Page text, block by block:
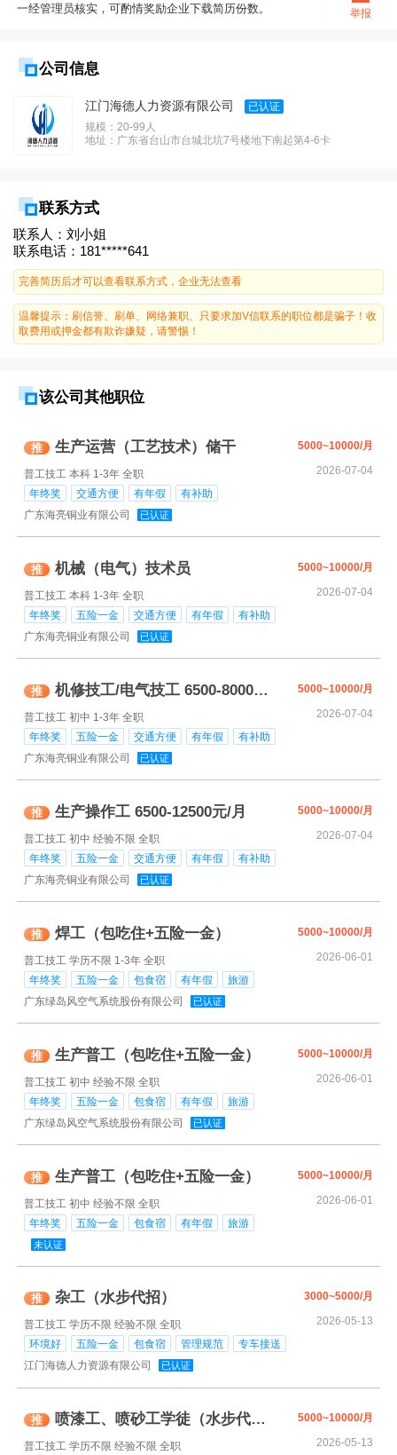
一经管理员核实，可酌情奖励企业下载简历份数。
举报
公司信息
江门海德人力资源有限公司
已认证
规模：20-99人
地址：广东省台山市台城北坑7号楼地下南起第4-6卡
联系方式
联系人：刘小姐
联系电话： 181*****641
完善简历后才可以查看联系方式，企业无法查看
温馨提示：刷信誉、刷单、网络兼职、只要求加V信联系的职位都是骗子！收
取费用或押金都有欺诈嫌疑，请警惕！
该公司其他职位
推 生产运营（工艺技术）储干 5000~10000/月
普工技工 本科 1-3年 全职
2026-07-04
年终奖
交通方便 有年假
有补助
广东海亮铜业有限公司
已认证
推 机械（电气）技术员 5000~10000/月
普工技工 本科 1-3年 全职
2026-07-04
年终奖
五险一金 交通方便 有年假
有补助
广东海亮铜业有限公司
已认证
推 机修技工/电气技工 6500-8000元/月 5000~10000/月
普工技工 初中 1-3年 全职
2026-07-04
年终奖
五险一金 交通方便 有年假
有补助
广东海亮铜业有限公司
已认证
推 生产操作工 6500-12500元/月 5000~10000/月
普工技工 初中 经验不限 全职
2026-07-04
年终奖
五险一金 交通方便 有年假
有补助
广东海亮铜业有限公司
已认证
推 焊工（包吃住+五险一金） 5000~10000/月
普工技工 学历不限 1-3年 全职
2026-06-01
年终奖
五险一金 包食宿 有年假
旅游
广东绿岛风空气系统股份有限公司
已认证
推 生产普工（包吃住+五险一金） 5000~10000/月
普工技工 初中 经验不限 全职
2026-06-01
年终奖
五险一金 包食宿 有年假
旅游
广东绿岛风空气系统股份有限公司
已认证
推 生产普工（包吃住+五险一金） 5000~10000/月
普工技工 初中 经验不限 全职
2026-06-01
年终奖
五险一金 包食宿 有年假 旅游
未认证
推 杂工（水步代招） 3000~5000/月
普工技工 学历不限 经验不限 全职
2026-05-13
环境好
五险一金 包食宿 管理规范
专车接送
江门海德人力资源有限公司
已认证
推 喷漆工、喷砂工学徒（水步代招） 5000~10000/月
普工技工 学历不限 经验不限 全职 2026-05-13